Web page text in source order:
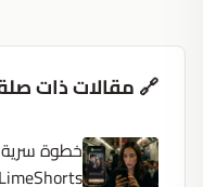
🔗 مقالات ذات